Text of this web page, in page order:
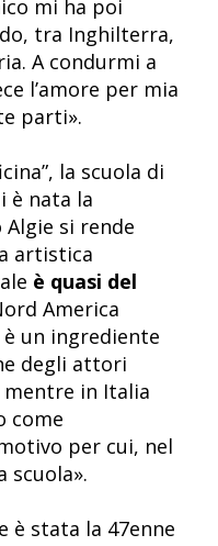
mi ha poi
tra Inghilterra,
A condurmi a
l’amore per mia
parti».
la scuola di
è nata la
si rende
artistica
è quasi del
America
un ingrediente
degli attori
in Italia
come
per cui, nel
scuola».
è stata la 47enne